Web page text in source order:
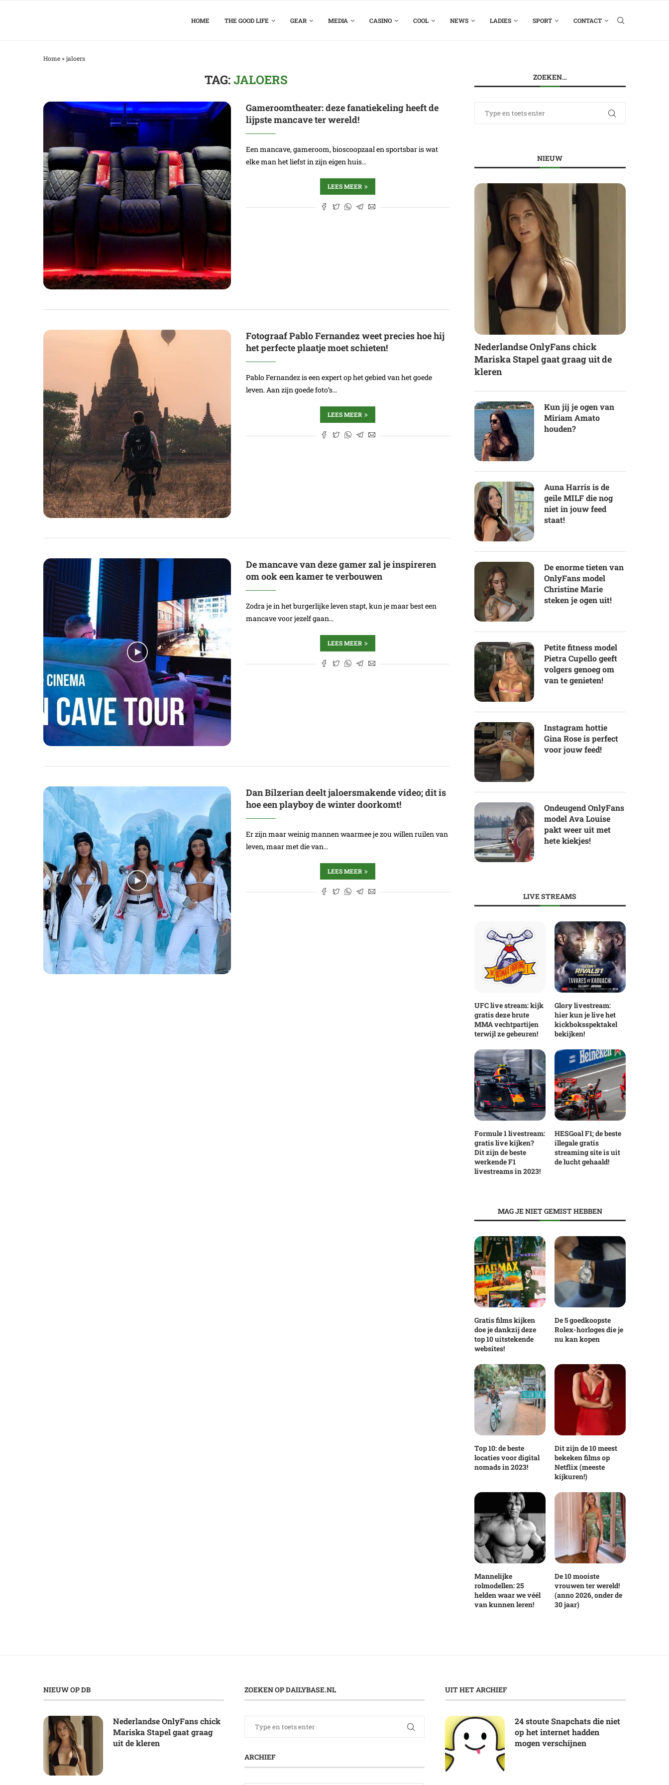
HOME THE GOOD LIFE GEAR MEDIA CASINO COOL NEWS LADIES SPORT CONTACT
Home» jaloers
TAG:JALOERS
Gameroomtheater: deze fanatiekeling heeft de
lijpste mancave ter wereld!
Een mancave, gameroom, bioscoopzaal en sportsbar is wat
elke man het liefst in zijn eigen huis…
LEES MEER
Fotograaf Pablo Fernandez weet precies hoe hij
het perfecte plaatje moet schieten!
Pablo Fernandez is een expert op het gebied van het goede
leven. Aan zijn goede foto’s…
LEES MEER
De mancave van deze gamer zal je inspireren
om ook een kamer te verbouwen
Zodra je in het burgerlijke leven stapt, kun je maar best een
mancave voor jezelf gaan…
LEES MEER
Dan Bilzerian deelt jaloersmakende video; dit is
hoe een playboy de winter doorkomt!
Er zijn maar weinig mannen waarmee je zou willen ruilen van
leven, maar met die van…
LEES MEER
ZOEKEN…
NIEUW
Nederlandse OnlyFans chick
Mariska Stapel gaat graag uit de
kleren
Kun jij je ogen van
Miriam Amato
houden?
Auna Harris is de
geile MILF die nog
niet in jouw feed
staat!
De enorme tieten van
OnlyFans model
Christine Marie
steken je ogen uit!
Petite fitness model
Pietra Cupello geeft
volgers genoeg om
van te genieten!
Instagram hottie
Gina Rose is perfect
voor jouw feed!
Ondeugend OnlyFans
model Ava Louise
pakt weer uit met
hete kiekjes!
LIVE STREAMS
UFC live stream: kijk
gratis deze brute
MMA vechtpartijen
terwijl ze gebeuren!
Glory livestream:
hier kun je live het
kickboksspektakel
bekijken!
Formule 1 livestream:
gratis live kijken?
Dit zijn de beste
werkende F1
livestreams in 2023!
HESGoal F1; de beste
illegale gratis
streaming site is uit
de lucht gehaald!
MAG JE NIET GEMIST HEBBEN
Gratis films kijken
doe je dankzij deze
top 10 uitstekende
websites!
De 5 goedkoopste
Rolex-horloges die je
nu kan kopen
Top 10: de beste
locaties voor digital
nomads in 2023!
Dit zijn de 10 meest
bekeken films op
Netflix (meeste
kijkuren!)
Mannelijke
rolmodellen: 25
helden waar we véél
van kunnen leren!
De 10 mooiste
vrouwen ter wereld!
(anno 2026, onder de
30 jaar)
NIEUW OP DB
Nederlandse OnlyFans chick
Mariska Stapel gaat graag
uit de kleren
ZOEKEN OP DAILYBASE.NL
ARCHIEF
UIT HET ARCHIEF
24 stoute Snapchats die niet
op het internet hadden
mogen verschijnen